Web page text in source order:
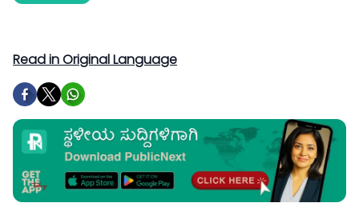
Read in Original Language